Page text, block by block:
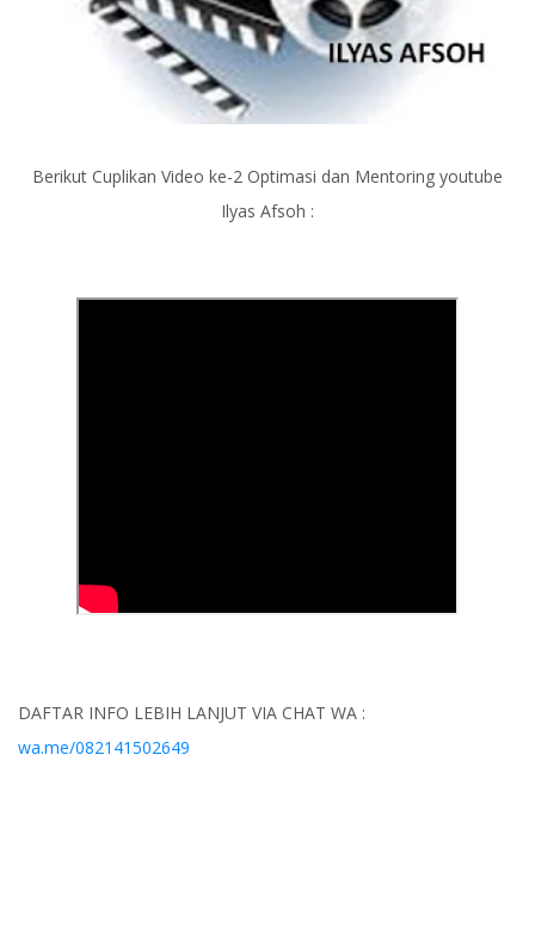
Berikut Cuplikan Video ke-2 Optimasi dan Mentoring youtube
Ilyas Afsoh :
DAFTAR INFO LEBIH LANJUT VIA CHAT WA :
wa.me/082141502649